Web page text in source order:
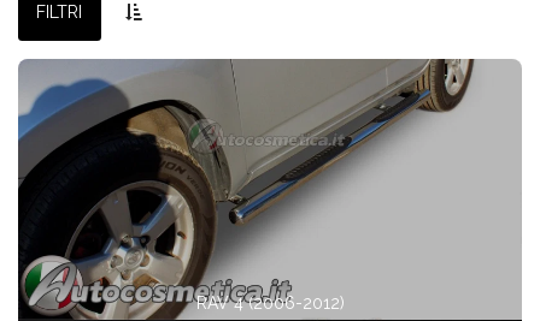
FILTRI
RAV 4 (2006-2012)